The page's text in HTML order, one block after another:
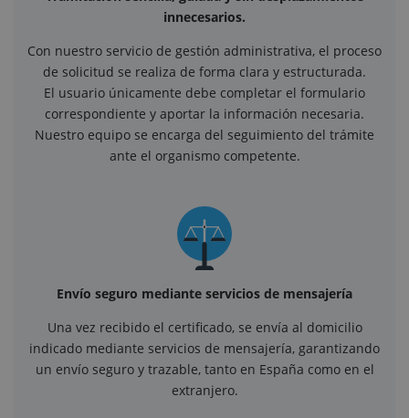
innecesarios.
Con nuestro servicio de gestión administrativa, el proceso
de solicitud se realiza de forma clara y estructurada.
El usuario únicamente debe completar el formulario
correspondiente y aportar la información necesaria.
Nuestro equipo se encarga del seguimiento del trámite
ante el organismo competente.
Envío seguro mediante servicios de mensajería
Una vez recibido el certificado, se envía al domicilio
indicado mediante servicios de mensajería, garantizando
un envío seguro y trazable, tanto en España como en el
extranjero.